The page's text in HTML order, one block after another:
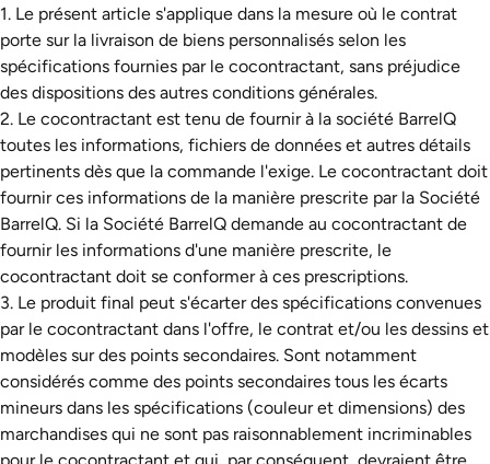
1. Le présent article s'applique dans la mesure où le contrat
porte sur la livraison de biens personnalisés selon les
spécifications fournies par le cocontractant, sans préjudice
des dispositions des autres conditions générales.
2. Le cocontractant est tenu de fournir à la société BarrelQ
toutes les informations, fichiers de données et autres détails
pertinents dès que la commande l'exige. Le cocontractant doit
fournir ces informations de la manière prescrite par la Société
BarrelQ. Si la Société BarrelQ demande au cocontractant de
fournir les informations d'une manière prescrite, le
cocontractant doit se conformer à ces prescriptions.
3. Le produit final peut s'écarter des spécifications convenues
par le cocontractant dans l'offre, le contrat et/ou les dessins et
modèles sur des points secondaires. Sont notamment
considérés comme des points secondaires tous les écarts
mineurs dans les spécifications (couleur et dimensions) des
marchandises qui ne sont pas raisonnablement incriminables